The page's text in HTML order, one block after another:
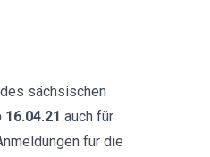
sächsischen
16.04.21 auch für
für die